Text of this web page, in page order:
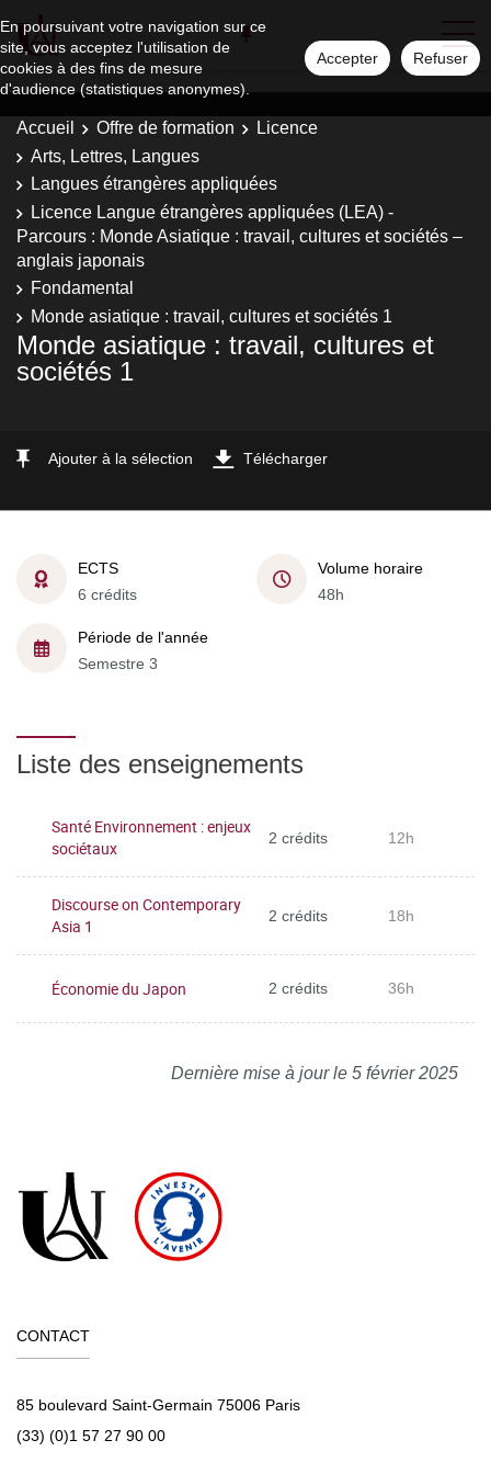
En poursuivant votre navigation sur ce
site, vous acceptez l'utilisation de
cookies à des fins de mesure
d'audience (statistiques anonymes).
Accepter Refuser
Accueil Offre de formation
Licence
Arts, Lettres, Langues
Langues étrangères appliquées
Licence Langue étrangères appliquées (LEA) -
Parcours : Monde Asiatique : travail, cultures et sociétés –
anglais japonais
Fondamental
Monde asiatique : travail, cultures et sociétés 1
Monde asiatique : travail, cultures et
sociétés 1
Ajouter à la sélection Télécharger
ECTS
6 crédits
Volume horaire
48h
Période de l'année
Semestre 3
Liste des enseignements
Santé Environnement : enjeux
sociétaux
2 crédits 12h
Discourse on Contemporary
Asia 1
2 crédits 18h
Économie du Japon 2 crédits 36h
Dernière mise à jour le 5 février 2025
CONTACT
85 boulevard Saint-Germain 75006 Paris
(33) (0)1 57 27 90 00